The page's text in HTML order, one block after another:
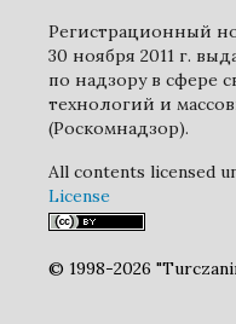
Регистрационный
30 ноября 2011 г.
по надзору в сфере
технологий и
(Роскомнадзор).
All contents licensed
License
© 1998-2026